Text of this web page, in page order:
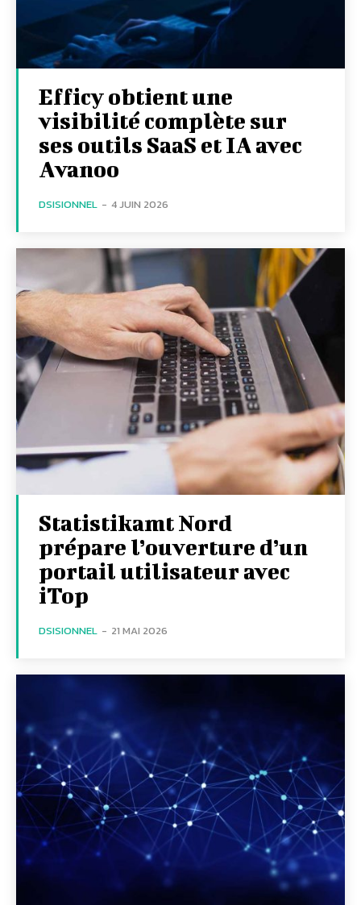
Efficy obtient une
visibilité complète sur
ses outils SaaS et IA avec
Avanoo
DSISIONNEL - 4 JUIN 2026
Statistikamt Nord
prépare l’ouverture d’un
portail utilisateur avec
iTop
DSISIONNEL - 21 MAI 2026